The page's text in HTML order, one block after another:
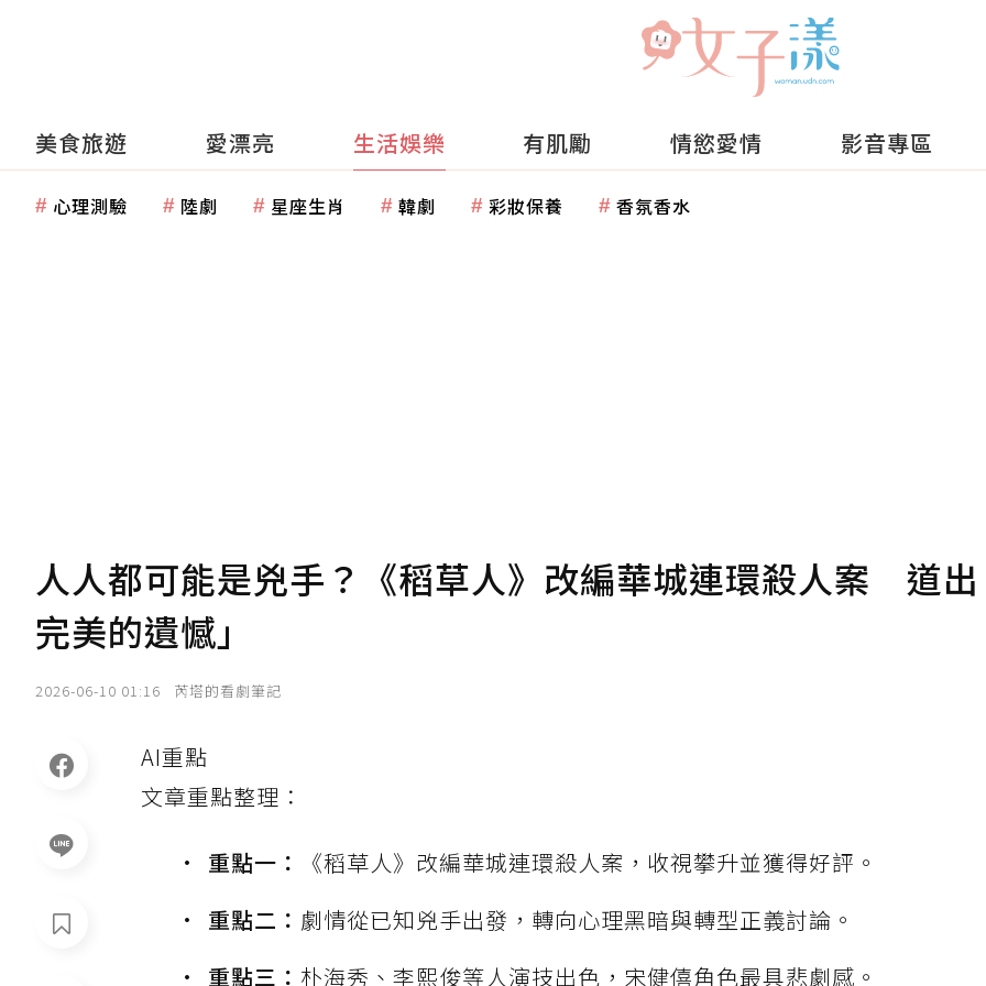
美食旅遊 愛漂亮 生活娛樂 有肌勵 情慾愛情 影音專區
心理測驗 陸劇 星座生肖 韓劇 彩妝保養 香氛香水
人人都可能是兇手？《稻草人》改編華城連環殺人案 道
完美的遺憾」
2026-06-10 01:16 芮塔的看劇筆記
AI重點
文章重點整理：
重點一：
《稻草人》改編華城連環殺人案，收視攀升並獲得好評。
重點二： 劇情從已知兇手出發，轉向心理黑暗與轉型正義討論。
重點三： 朴海秀、李熙俊等人演技出色，宋健僖角色最具悲劇感。